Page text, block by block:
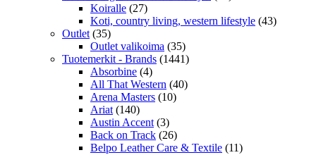
Koiralle (27)
Koti, country living, western lifestyle (43)
Outlet (35)
Outlet valikoima (35)
Tuotemerkit - Brands (1441)
Absorbine (4)
All That Western (40)
Arena Masters (10)
Ariat (140)
Austin Accent (3)
Back on Track (26)
Belpo Leather Care & Textile (11)